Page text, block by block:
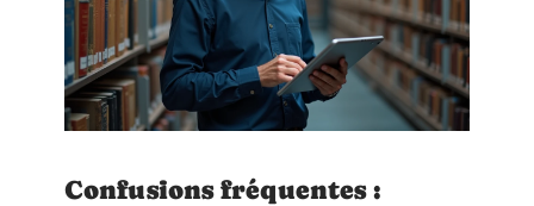
Confusions fréquentes :